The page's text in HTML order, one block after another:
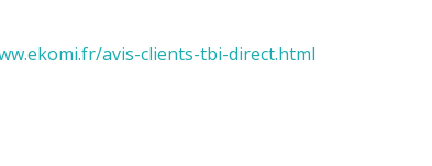
avis-clients-tbi-direct.html